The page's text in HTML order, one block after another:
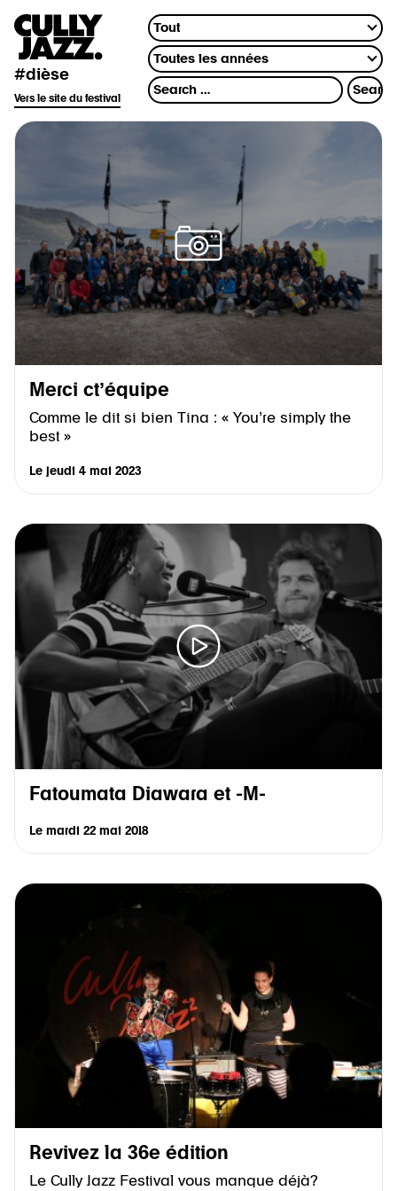
#dièse
Vers le site du festival
Merci ct’équipe
Comme le dit si bien Tina : « You’re simply the
best »
Le jeudi 4 mai 2023
Fatoumata Diawara et -M-
Le mardi 22 mai 2018
Revivez la 36e édition
Le Cully Jazz Festival vous manque déjà?